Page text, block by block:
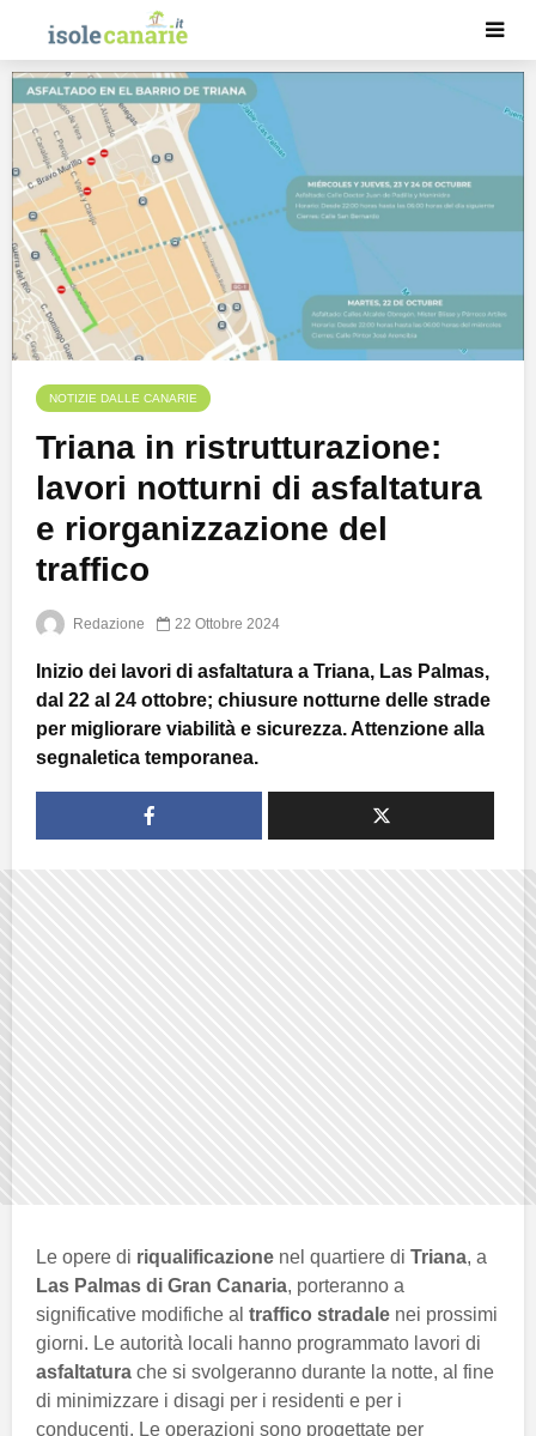
NOTIZIE DALLE CANARIE
Triana in ristrutturazione:
lavori notturni di asfaltatura
e riorganizzazione del
traffico
Redazione 22 Ottobre 2024
Inizio dei lavori di asfaltatura a Triana, Las Palmas,
dal 22 al 24 ottobre; chiusure notturne delle strade
per migliorare viabilità e sicurezza. Attenzione alla
segnaletica temporanea.
Le opere di riqualificazione nel quartiere di Triana, a
Las Palmas di Gran Canaria, porteranno a
significative modifiche al traffico stradale nei prossimi
giorni. Le autorità locali hanno programmato lavori di
asfaltatura che si svolgeranno durante la notte, al fine
di minimizzare i disagi per i residenti e per i
conducenti. Le operazioni sono progettate per